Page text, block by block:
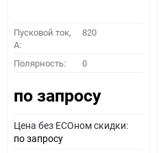
Пусковой ток,
A:
820
Полярность: 0
по запросу
Цена без ECOном скидки:
по запросу